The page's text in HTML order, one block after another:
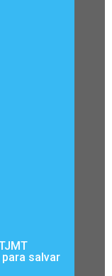
salvar